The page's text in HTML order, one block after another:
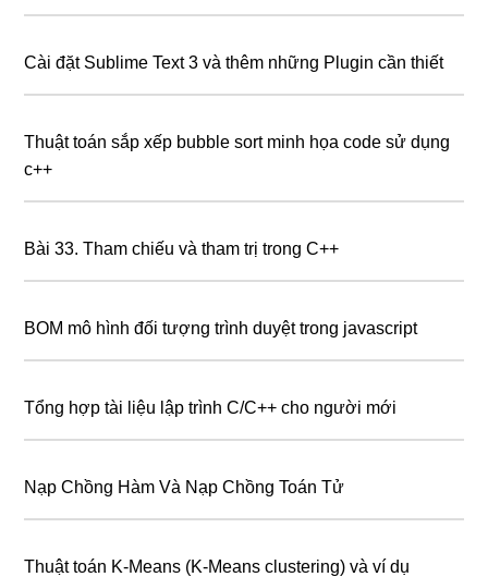
Cài đặt Sublime Text 3 và thêm những Plugin cần thiết
Thuật toán sắp xếp bubble sort minh họa code sử dụng
c++
Bài 33. Tham chiếu và tham trị trong C++
BOM mô hình đối tượng trình duyệt trong javascript
Tổng hợp tài liệu lập trình C/C++ cho người mới
Nạp Chồng Hàm Và Nạp Chồng Toán Tử
Thuật toán K-Means (K-Means clustering) và ví dụ